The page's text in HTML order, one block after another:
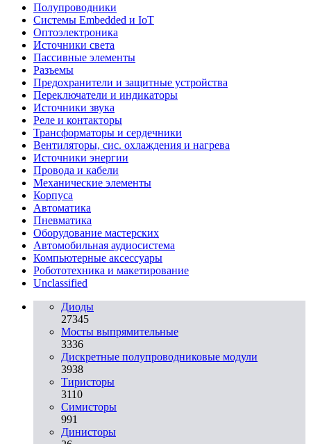
Полупроводники
Системы Embedded и IoT
Oптоэлектроника
Источники света
Пассивные элементы
Разъeмы
Предохранители и защитные устройства
Переключатели и индикаторы
Источники звука
Реле и контакторы
Трансформаторы и сердечники
Вентиляторы, сис. охлаждения и нагрева
Источники энергии
Провода и кабели
Механические элементы
Корпуса
Автоматика
Пневматика
Оборудование мастерских
Автомобильная аудиосистема
Компьютерные аксессуары
Робототехника и макетирование
Unclassified
Диоды
27345
Мосты выпрямительные
3336
Дискретные полупроводниковые модули
3938
Тиристоры
3110
Симисторы
991
Динисторы